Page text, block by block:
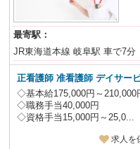
最寄駅：
JR東海道本線 岐阜駅 車で7分
正看護師 准看護師 デイサー
◇基本給175,000円～210,000
◇職務手当40,000円
◇資格手当15,000円～25,0...
求人を